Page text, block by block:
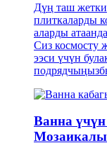
Дүң таш
плиткаларды
аларды
Сиз космосту
ээси үчүн
Ванна